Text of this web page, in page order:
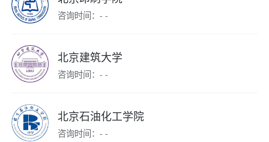
咨询时间：- -
北京建筑大学
咨询时间：- -
北京石油化工学院
咨询时间：- -